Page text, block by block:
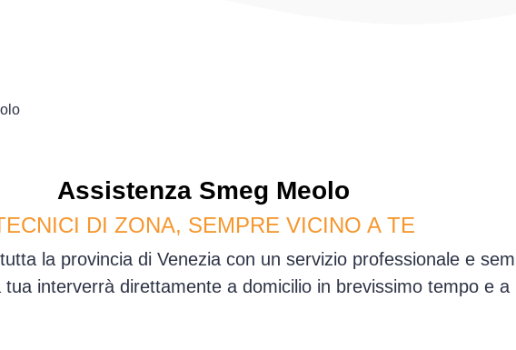
Assistenza Smeg Meolo
DI ZONA, SEMPRE VICINO A TE
la provincia di Venezia con un servizio professionale e
interverrà direttamente a domicilio in brevissimo tempo e a